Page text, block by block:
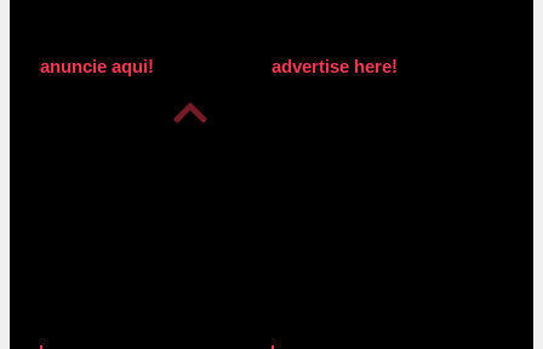
anuncie aqui! advertise here!